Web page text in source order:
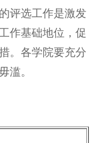
评选工作是激发
作基础地位，促
。各学院要充分
滥。